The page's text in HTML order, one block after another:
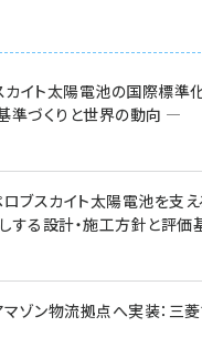
カイト太陽電池の国際標
準づくりと世界の動向 ―
ロブスカイト太陽電池を支
する設計・施工方針と評
ゾン物流拠点へ実装：三